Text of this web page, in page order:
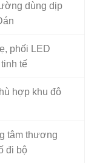
dùng dịp
phối LED
tế
hợp khu đô
tâm thương
đi bộ